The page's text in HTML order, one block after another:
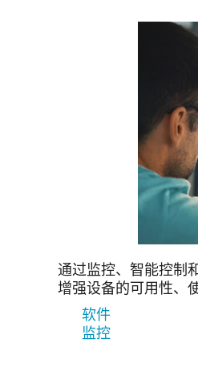
通过监控、智能控制
增强设备的可用性、
软件
监控